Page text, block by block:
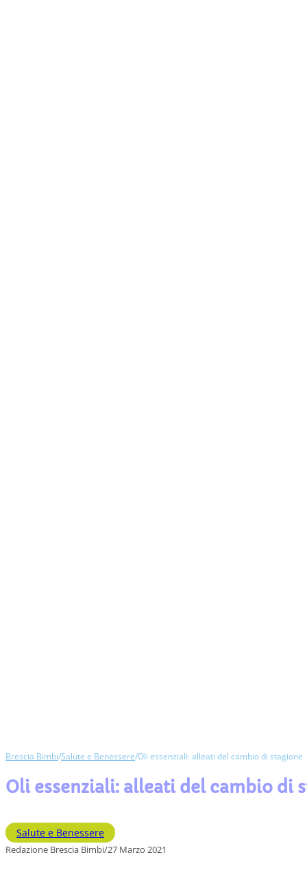
Brescia Bimbi/Salute e Benessere/Oli essenziali: alleati del cambio di stagione
Oli essenziali: alleati del cambio di
Salute e Benessere
Redazione Brescia Bimbi/27 Marzo 2021